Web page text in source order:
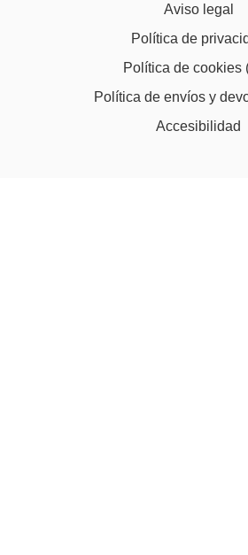
Aviso legal
Política de
Política de cookies
Política de envíos y
Accesibilidad